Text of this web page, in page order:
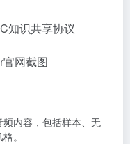
网截图
内容，包括样本、无
。